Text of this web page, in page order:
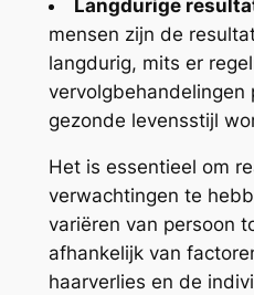
Langdurige
mensen zijn de
langdurig, mits er
vervolgbehandelingen
gezonde levensstijl
Het is essentieel om
verwachtingen te
variëren van persoon
afhankelijk van
haarverlies en de